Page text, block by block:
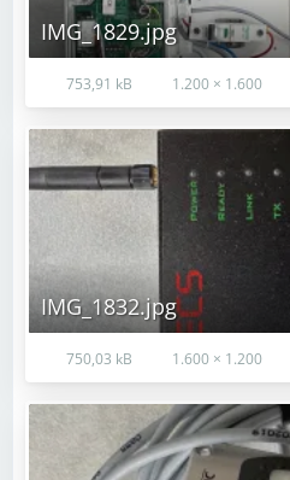
IMG_1829.jpg
753,91 kB 1.200 × 1.600
IMG_1832.jpg
750,03 kB 1.600 × 1.200